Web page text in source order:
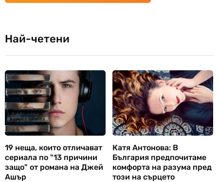
Най-четени
19 неща, които отличават
сериала по "13 причини
защо" от романа на Джей
Ашър
Катя Антонова: В
България предпочитаме
комфорта на разума пред
този на сърцето